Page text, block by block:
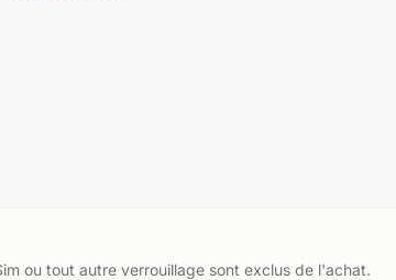
ou tout autre verrouillage sont exclus de l'achat.